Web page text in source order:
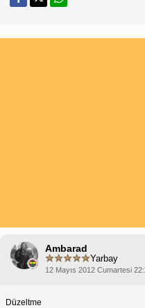
Ambarad
Yarbay
12 Mayıs 2012 Cumartesi
Düzeltme